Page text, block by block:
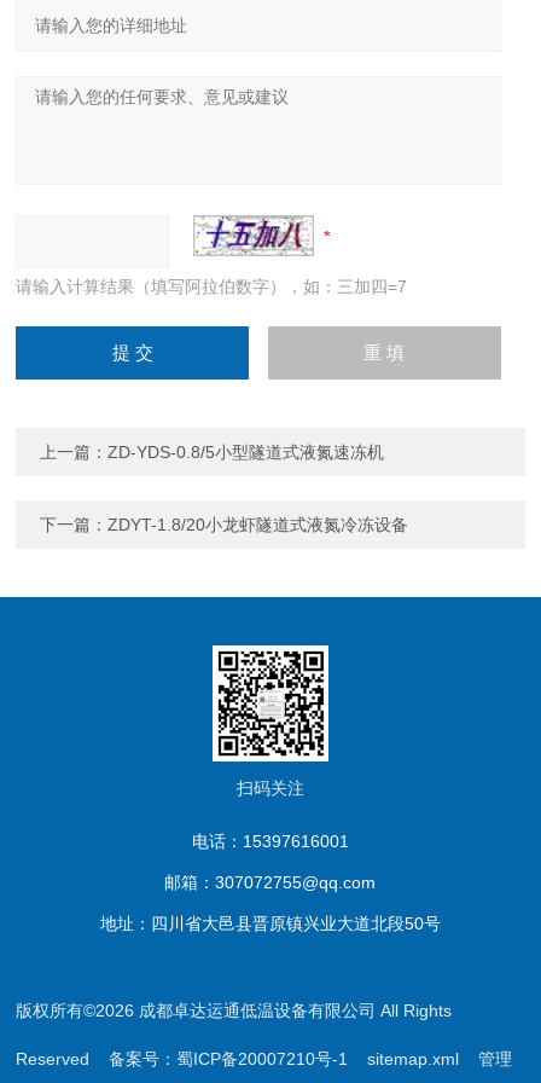
请输入计算结果（填写阿拉伯数字），如：三加四=7
上一篇：ZD-YDS-0.8/5小型隧道式液氮速冻机
下一篇：ZDYT-1.8/20小龙虾隧道式液氮冷冻设备
扫码关注
电话：15397616001
邮箱：307072755@qq.com
地址：四川省大邑县晋原镇兴业大道北段50号
版权所有©2026 成都卓达运通低温设备有限公司 All Rights
Reserved备案号：蜀ICP备20007210号-1 sitemap.xml 管理